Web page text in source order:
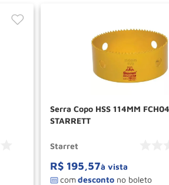
Serra Copo HSS 114MM
STARRETT
Starret
R$ 195,57à vista